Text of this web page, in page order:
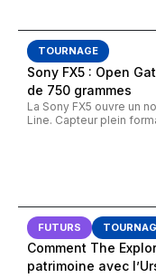
TOURNAGE
Sony FX5 : Open
de 750 grammes
La Sony FX5 ouvre un
Line. Capteur plein
FUTURS
Comment The
patrimoine avec